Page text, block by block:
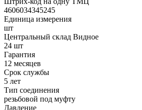
4606034345245
Единица измерения
шт
Центральный склад Видное
24 шт
Гарантия
12 месяцев
Срок службы
5 лет
Тип соединения
резьбовой под муфту
Давление